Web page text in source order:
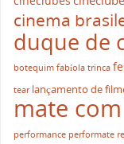
cinema
duque de
botequim fabíola trinca
tear lançamento de
mate
performance performate